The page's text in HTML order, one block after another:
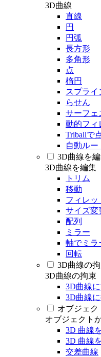
3D曲線
直線
円
円弧
長方形
多角形
点
楕円
スプライ
らせん
サーフェ
動的フィ
Triballで
自動ルー
3D曲線を
3D曲線を編集
トリム
移動
フィレッ
サイズ変
配列
ミラー
軸でミラ
回転
3D曲線の
3D曲線の拘束
3D曲線
3D曲線
オブジェク
オブジェクト
3D 曲線
3D 曲線
交差曲線